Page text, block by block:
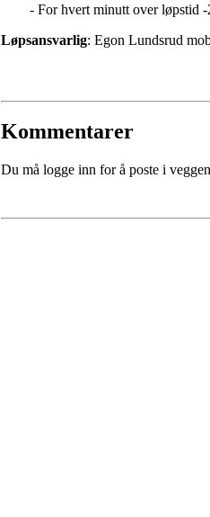
- For hvert minutt over løpstid -
Løpsansvarlig: Egon Lundsrud
Kommentarer
Du må logge inn for å poste i